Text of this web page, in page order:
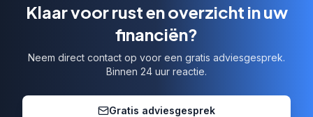
Klaar voor rust en overzicht in uw
financiën?
Neem direct contact op voor een gratis adviesgesprek.
Binnen 24 uur reactie.
Gratis adviesgesprek